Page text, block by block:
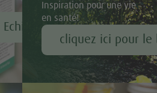
Echinaforce®
Inspiration pour une vie
en santé!
cliquez ici pour le